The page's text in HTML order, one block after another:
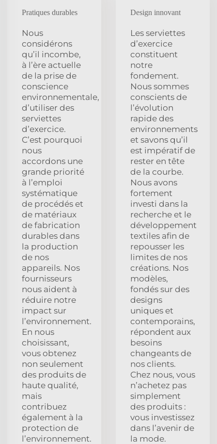
Pratiques durables
Nous
considérons
qu’il incombe,
à l’ère actuelle
de la prise de
conscience
environnementale,
d’utiliser des
serviettes
d’exercice.
C’est pourquoi
nous
accordons une
grande priorité
à l’emploi
systématique
de procédés et
de matériaux
de fabrication
durables dans
la production
de nos
appareils. Nos
fournisseurs
nous aident à
réduire notre
impact sur
l’environnement.
En nous
choisissant,
vous obtenez
non seulement
des produits de
haute qualité,
mais
contribuez
également à la
protection de
l’environnement.
Design innovant
Les serviettes
d’exercice
constituent
notre
fondement.
Nous sommes
conscients de
l’évolution
rapide des
environnements
et savons qu’il
est impératif de
rester en tête
de la courbe.
Nous avons
fortement
investi dans la
recherche et le
développement
textiles afin de
repousser les
limites de nos
créations. Nos
modèles,
fondés sur des
designs
uniques et
contemporains,
répondent aux
besoins
changeants de
nos clients.
Chez nous, vous
n’achetez pas
simplement
des produits :
vous investissez
dans l’avenir de
la mode.